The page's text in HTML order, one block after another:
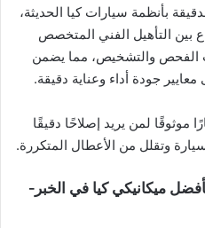
بأنظمة سيارات كيا الحديثة،
بين التأهيل الفني المتخصص
الفحص والتشخيص، مما يضمن
جودة أداء وعناية دقيقة.
موثوقًا لمن يريد إصلاحًا دقيقًا
وتقلل من الأعطال المتكررة.
ميكانيكي كيا في الخبر‑